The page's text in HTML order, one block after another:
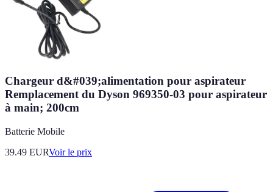
Chargeur d&#039;alimentation pour aspirateur
Remplacement du Dyson 969350-03 pour aspirateur
à main; 200cm
Batterie Mobile
39.49 EURVoir le prix